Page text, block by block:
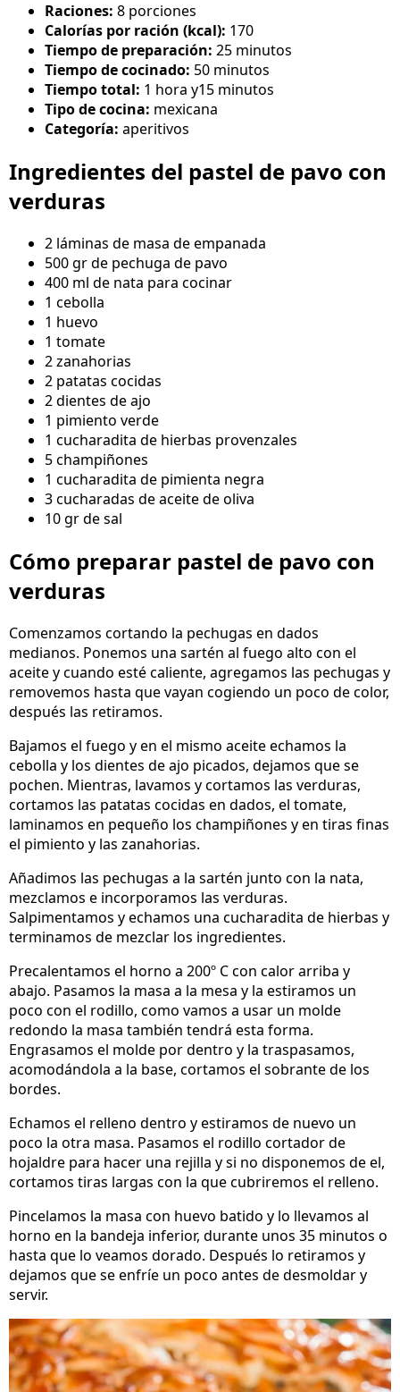
Raciones: 8 porciones
Calorías por ración (kcal): 170
Tiempo de preparación: 25 minutos
Tiempo de cocinado: 50 minutos
Tiempo total: 1 hora y15 minutos
Tipo de cocina: mexicana
Categoría: aperitivos
Ingredientes del pastel de pavo con
verduras
2 láminas de masa de empanada
500 gr de pechuga de pavo
400 ml de nata para cocinar
1 cebolla
1 huevo
1 tomate
2 zanahorias
2 patatas cocidas
2 dientes de ajo
1 pimiento verde
1 cucharadita de hierbas provenzales
5 champiñones
1 cucharadita de pimienta negra
3 cucharadas de aceite de oliva
10 gr de sal
Cómo preparar pastel de pavo con
verduras
Comenzamos cortando la pechugas en dados
medianos. Ponemos una sartén al fuego alto con el
aceite y cuando esté caliente, agregamos las pechugas y
removemos hasta que vayan cogiendo un poco de color,
después las retiramos.
Bajamos el fuego y en el mismo aceite echamos la
cebolla y los dientes de ajo picados, dejamos que se
pochen. Mientras, lavamos y cortamos las verduras,
cortamos las patatas cocidas en dados, el tomate,
laminamos en pequeño los champiñones y en tiras finas
el pimiento y las zanahorias.
Añadimos las pechugas a la sartén junto con la nata,
mezclamos e incorporamos las verduras.
Salpimentamos y echamos una cucharadita de hierbas y
terminamos de mezclar los ingredientes.
Precalentamos el horno a 200º C con calor arriba y
abajo. Pasamos la masa a la mesa y la estiramos un
poco con el rodillo, como vamos a usar un molde
redondo la masa también tendrá esta forma.
Engrasamos el molde por dentro y la traspasamos,
acomodándola a la base, cortamos el sobrante de los
bordes.
Echamos el relleno dentro y estiramos de nuevo un
poco la otra masa. Pasamos el rodillo cortador de
hojaldre para hacer una rejilla y si no disponemos de el,
cortamos tiras largas con la que cubriremos el relleno.
Pincelamos la masa con huevo batido y lo llevamos al
horno en la bandeja inferior, durante unos 35 minutos o
hasta que lo veamos dorado. Después lo retiramos y
dejamos que se enfríe un poco antes de desmoldar y
servir.